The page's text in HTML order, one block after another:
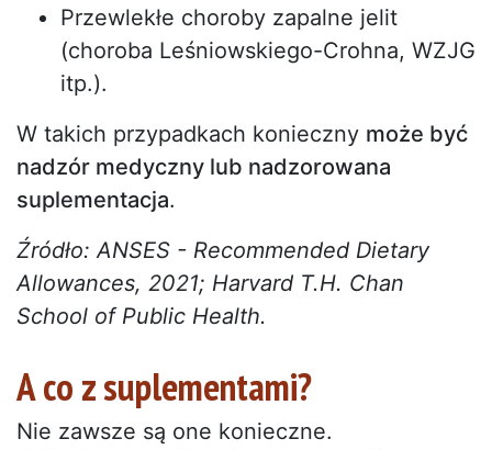
Przewlekłe choroby zapalne jelit
(choroba Leśniowskiego-Crohna, WZJG
itp.).
W takich przypadkach konieczny może być
nadzór medyczny lub nadzorowana
suplementacja.
Źródło: ANSES - Recommended Dietary
Allowances, 2021; Harvard T.H. Chan
School of Public Health.
A co z suplementami?
Nie zawsze są one konieczne.